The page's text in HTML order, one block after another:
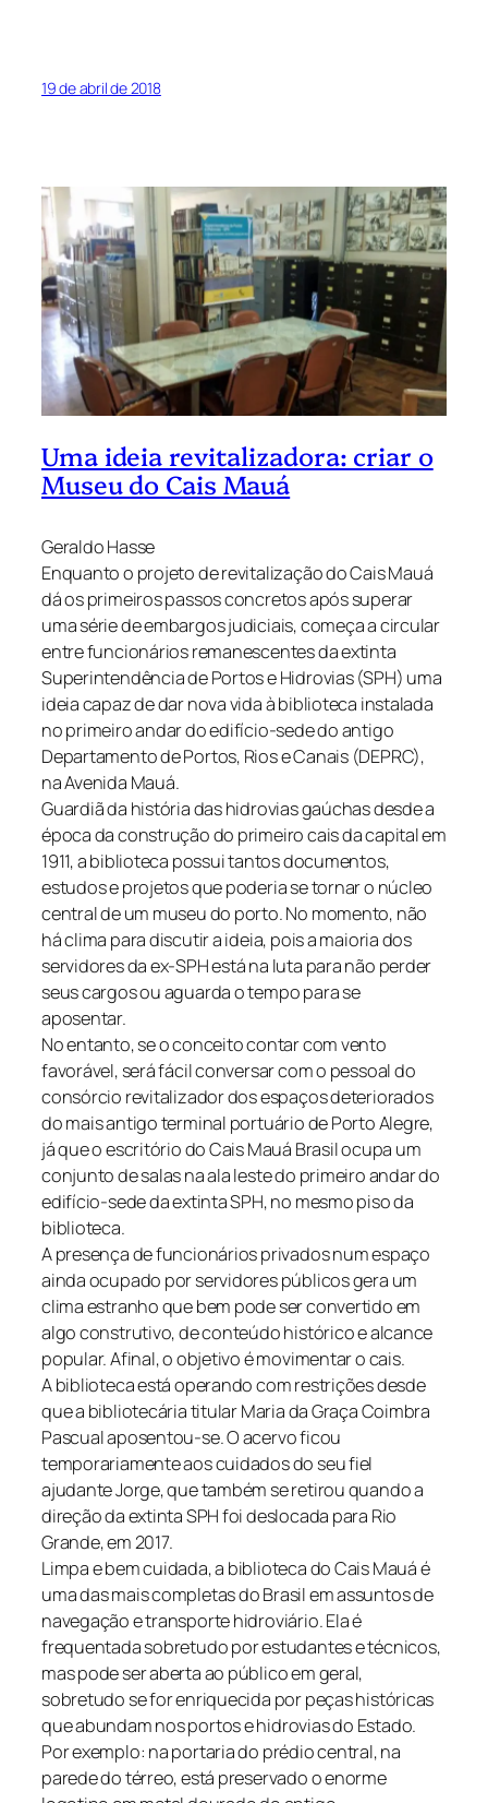
19 de abril de 2018
Uma ideia revitalizadora: criar o
Museu do Cais Mauá
Geraldo Hasse
Enquanto o projeto de revitalização do Cais Mauá
dá os primeiros passos concretos após superar
uma série de embargos judiciais, começa a circular
entre funcionários remanescentes da extinta
Superintendência de Portos e Hidrovias (SPH) uma
ideia capaz de dar nova vida à biblioteca instalada
no primeiro andar do edifício-sede do antigo
Departamento de Portos, Rios e Canais (DEPRC),
na Avenida Mauá.
Guardiã da história das hidrovias gaúchas desde a
época da construção do primeiro cais da capital em
1911, a biblioteca possui tantos documentos,
estudos e projetos que poderia se tornar o núcleo
central de um museu do porto. No momento, não
há clima para discutir a ideia, pois a maioria dos
servidores da ex-SPH está na luta para não perder
seus cargos ou aguarda o tempo para se
aposentar.
No entanto, se o conceito contar com vento
favorável, será fácil conversar com o pessoal do
consórcio revitalizador dos espaços deteriorados
do mais antigo terminal portuário de Porto Alegre,
já que o escritório do Cais Mauá Brasil ocupa um
conjunto de salas na ala leste do primeiro andar do
edifício-sede da extinta SPH, no mesmo piso da
biblioteca.
A presença de funcionários privados num espaço
ainda ocupado por servidores públicos gera um
clima estranho que bem pode ser convertido em
algo construtivo, de conteúdo histórico e alcance
popular. Afinal, o objetivo é movimentar o cais.
A biblioteca está operando com restrições desde
que a bibliotecária titular Maria da Graça Coimbra
Pascual aposentou-se. O acervo ficou
temporariamente aos cuidados do seu fiel
ajudante Jorge, que também se retirou quando a
direção da extinta SPH foi deslocada para Rio
Grande, em 2017.
Limpa e bem cuidada, a biblioteca do Cais Mauá é
uma das mais completas do Brasil em assuntos de
navegação e transporte hidroviário. Ela é
frequentada sobretudo por estudantes e técnicos,
mas pode ser aberta ao público em geral,
sobretudo se for enriquecida por peças históricas
que abundam nos portos e hidrovias do Estado.
Por exemplo: na portaria do prédio central, na
parede do térreo, está preservado o enorme